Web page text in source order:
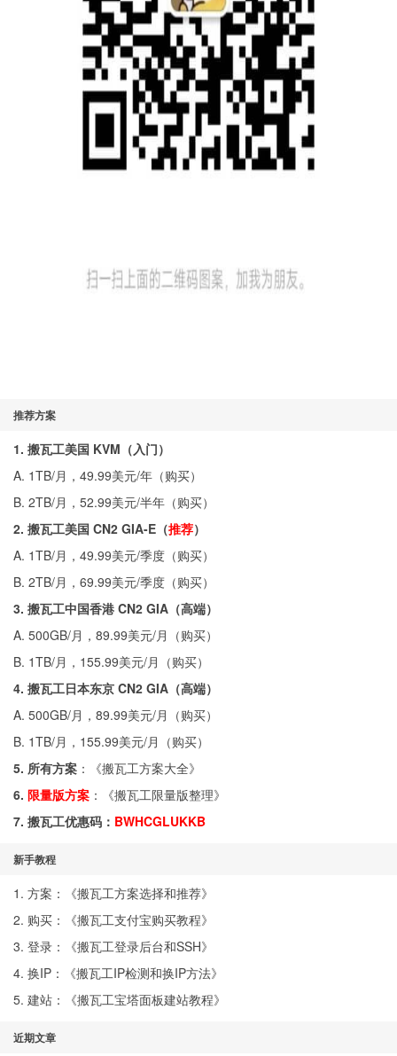
推荐方案
1. 搬瓦工美国 KVM（入门）
A. 1TB/月，49.99美元/年（购买）
B. 2TB/月，52.99美元/半年（购买）
2. 搬瓦工美国 CN2 GIA-E（推荐）
A. 1TB/月，49.99美元/季度（购买）
B. 2TB/月，69.99美元/季度（购买）
3. 搬瓦工中国香港 CN2 GIA（高端）
A. 500GB/月，89.99美元/月（购买）
B. 1TB/月，155.99美元/月（购买）
4. 搬瓦工日本东京 CN2 GIA（高端）
A. 500GB/月，89.99美元/月（购买）
B. 1TB/月，155.99美元/月（购买）
5. 所有方案 ：《搬瓦工方案大全》
6. 限量版方案 ：《搬瓦工限量版整理》
7. 搬瓦工优惠码： BWHCGLUKKB
新手教程
1. 方案：《搬瓦工方案选择和推荐》
2. 购买：《搬瓦工支付宝购买教程》
3. 登录：《搬瓦工登录后台和SSH》
4. 换IP：《搬瓦工IP检测和换IP方法》
5. 建站：《搬瓦工宝塔面板建站教程》
近期文章